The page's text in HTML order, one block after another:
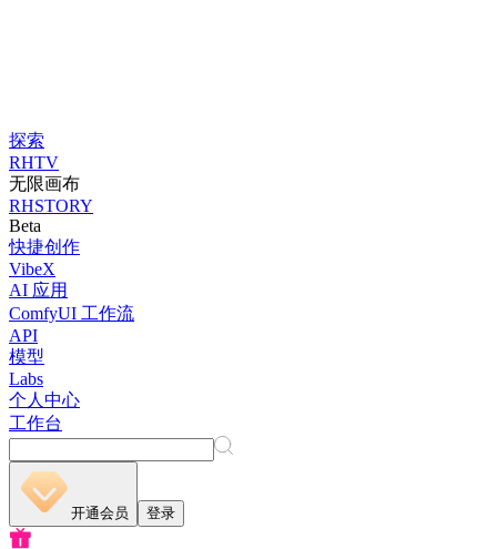
探索
RHTV
无限画布
RHSTORY
Beta
快捷创作
VibeX
AI 应用
ComfyUI 工作流
API
模型
Labs
个人中心
工作台
开通会员 登录